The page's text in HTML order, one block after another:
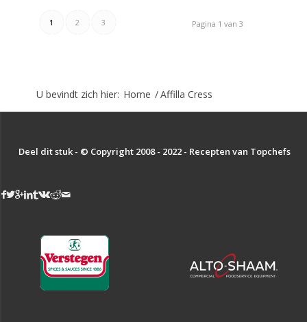
Pagina 1 van 3
1 2 3
U bevindt zich hier: Home /Affilla Cress
Deel dit stuk - © Copyright 2008 - 2022 - Recepten van Topchefs